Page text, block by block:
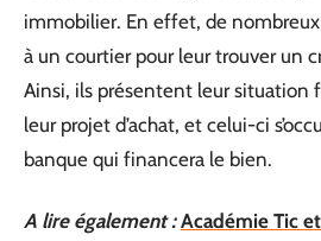
immobilier. En effet, de
à un courtier pour leur trouver un
Ainsi, ils présentent leur situation
leur projet d’achat, et celui-ci
banque qui financera le bien.
A lire également : Académie Tic